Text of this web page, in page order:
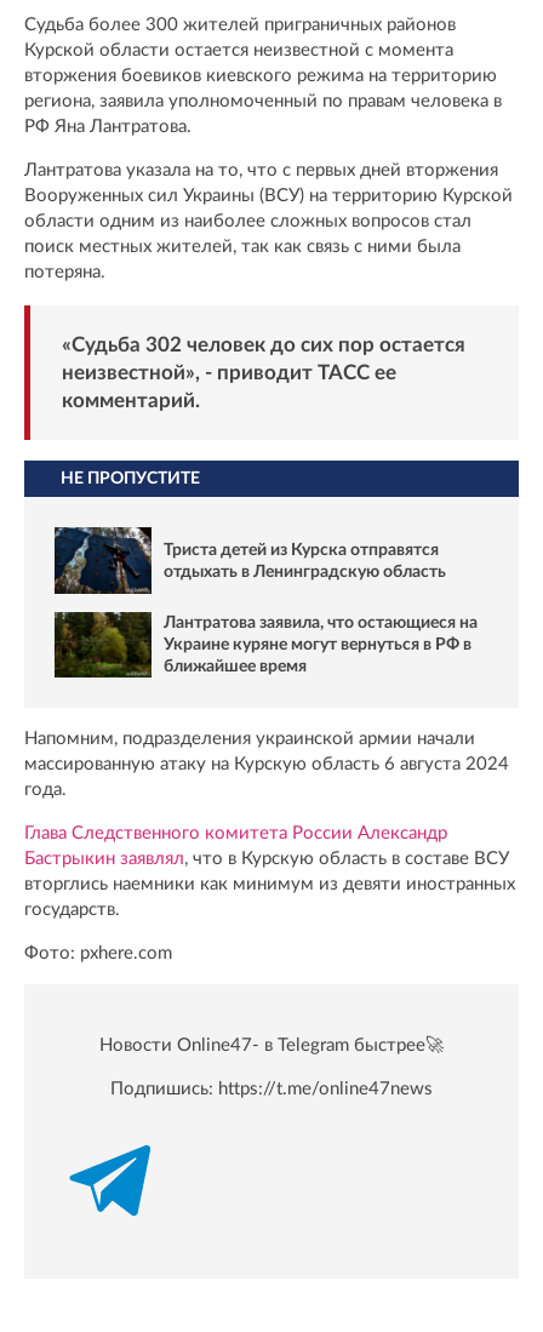
Судьба более 300 жителей приграничных районов
Курской области остается неизвестной с момента
вторжения боевиков киевского режима на территорию
региона, заявила уполномоченный по правам человека в
РФ Яна Лантратова.
Лантратова указала на то, что с первых дней вторжения
Вооруженных сил Украины (ВСУ) на территорию Курской
области одним из наиболее сложных вопросов стал
поиск местных жителей, так как связь с ними была
потеряна.
«Судьба 302 человек до сих пор остается
неизвестной», - приводит ТАССее
комментарий.
НЕ ПРОПУСТИТЕ
Триста детей из Курска отправятся
отдыхать в Ленинградскую область
Лантратова заявила, что остающиеся на
Украине куряне могут вернуться в РФ в
ближайшее время
Напомним, подразделения украинской армии начали
массированную атаку на Курскую область 6 августа 2024
года.
Глава Следственного комитета России Александр
Бастрыкин заявлял, что в Курскую область в составе ВСУ
вторглись наемники как минимум из девяти иностранных
государств.
Фото: pxhere.com
Новости Online47- в Telegram быстрее🚀
Подпишись: https://t.me/online47news